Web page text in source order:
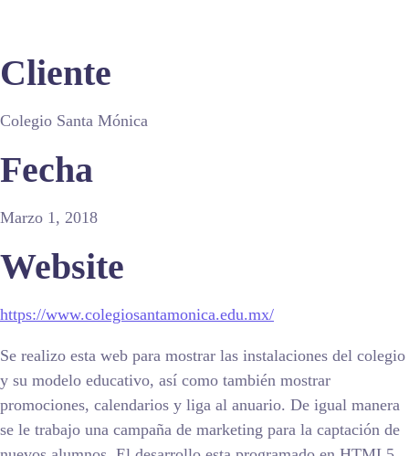
Cliente
Colegio Santa Mónica
Fecha
Marzo 1, 2018
Website
https://www.colegiosantamonica.edu.mx/
Se realizo esta web para mostrar las instalaciones del colegio
y su modelo educativo, así como también mostrar
promociones, calendarios y liga al anuario. De igual manera
se le trabajo una campaña de marketing para la captación de